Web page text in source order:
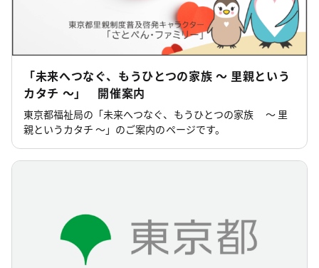
「未来へつなぐ、もうひとつの家族 ～ 里親という
カタチ ～」 開催案内
東京都福祉局の「未来へつなぐ、もうひとつの家族 ～ 里
親というカタチ ～」のご案内のページです。